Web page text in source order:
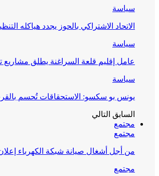
سياسة
الاتحاد الاشتراكي بالحوز يجدد هياكله
سياسة
عامل إقليم قلعة السراغنة يطلق مشاريع تنموية
سياسة
يونس بو سكسو: الاستحقاقات تُحسم
السابق التالي
مجتمع
مجتمع
من أجل أشغال صيانة شبكة الكهرباء إعلان
مجتمع